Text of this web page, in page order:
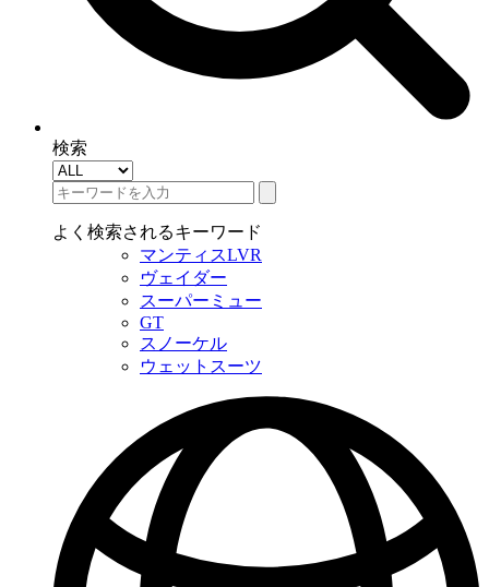
検索
よく検索されるキーワード
マンティスLVR
ヴェイダー
スーパーミュー
GT
スノーケル
ウェットスーツ